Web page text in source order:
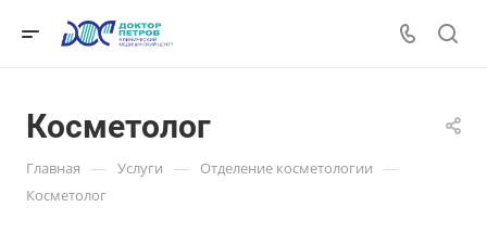
Косметолог
Главная — Услуги — Отделение косметологии —
Косметолог